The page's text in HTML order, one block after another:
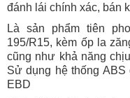
đánh lái chính xác, bán
Là sản phẩm tiên
195/R15, kèm ốp la
cũng như khả năng
Sử dụng hệ thống
EBD